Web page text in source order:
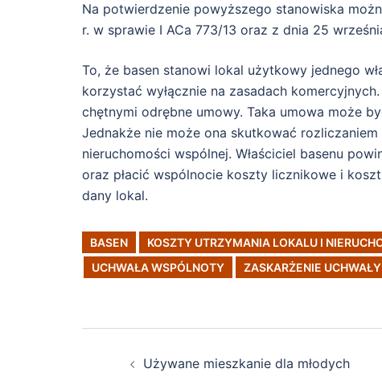
Na potwierdzenie powyższego stanowiska
r. w sprawie I ACa 773/13 oraz z dnia 25
To, że basen stanowi lokal użytkowy jednego
korzystać wyłącznie na zasadach
chętnymi odrębne umowy. Taka umowa może
Jednakże nie może ona skutkować
nieruchomości wspólnej. Właściciel basenu
oraz płacić wspólnocie koszty licznikowe i
dany lokal.
BASEN KOSZTY UTRZYMANIA LOKALU I
UCHWAŁA WSPÓLNOTY
ZASKARŻENIE UCHWAŁY
Używane mieszkanie dla młodych